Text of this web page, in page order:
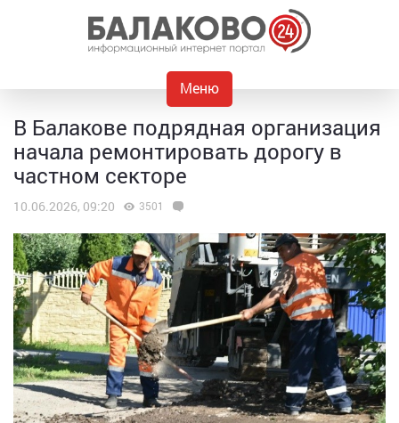
Меню
В Балакове подрядная организация
начала ремонтировать дорогу в
частном секторе
10.06.2026, 09:20 3501